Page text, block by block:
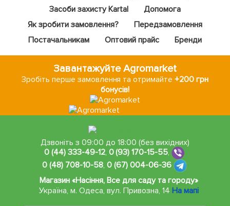
Засоби захисту Kartal
Допомога
Як зробити замовлення?
Передзамовлення
Постачальникам
Оптовий прайс Бренди
Завантажуйте Agromarket
Зробіть перше замовлення та отримайте+200 грн
бонусів!
Дзвоніть з 09:00 до 18:00 (без вихідних)
0 (44) 333-49-12, 0 (93) 170-15-55,
0 (48) 708-10-58, 0 (67) 004-06-36
Магазин «Насіння, Все для саду та городу»
Україна, м. Одеса,вул. Привозна, 14 На мапі